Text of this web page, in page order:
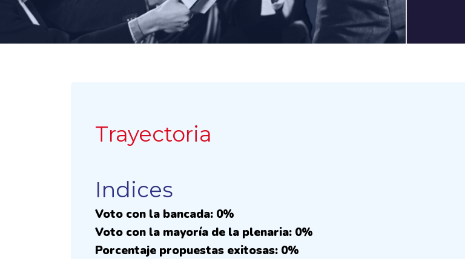
Trayectoria
Indices
Voto con la bancada: 0%
Voto con la mayoría de la plenaria: 0%
Porcentaje propuestas exitosas: 0%